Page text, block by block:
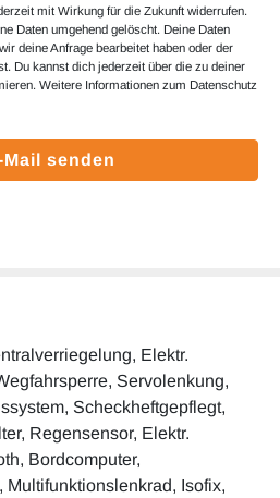
mit Wirkung für die Zukunft widerrufen.
Daten umgehend gelöscht. Deine Daten
deine Anfrage bearbeitet haben oder der
Du kannst dich jederzeit über die zu deiner
Weitere Informationen zum Datenschutz
Mail senden
Elektr.
Servolenkung,
Scheckheftgepflegt,
Regensensor, Elektr.
Bordcomputer,
Multifunktionslenkrad, Isofix,